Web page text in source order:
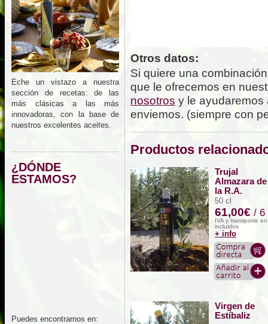
Eche un vistazo a nuestra
sección de recetas: de las
más clásicas a las más
innovadoras, con la base de
nuestros excelentes aceites.
¿DÓNDE
ESTAMOS?
Puedes encontrarnos en:
Otros datos:
Si quiere una
que le ofrecemos en
nosotros y le ayudaremos
enviemos. (siempre con
Productos
Trujal
Almazara de
la R.A.
50 cl
61,00€ / 6
IVA y transporte
incluidos
+ info
Virgen de
Estíbaliz